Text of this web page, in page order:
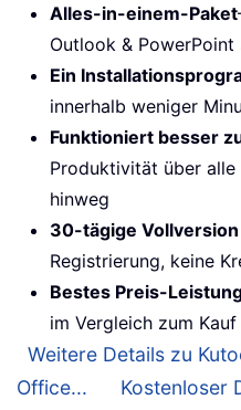
Alles-in-einem-Paket
Outlook &
Ein
innerhalb weniger
Funktioniert besser
Produktivität über
hinweg
30-tägige
Registrierung, keine
Bestes Preis-
im Vergleich zum
Weitere Details zu
Office...
Kostenloser